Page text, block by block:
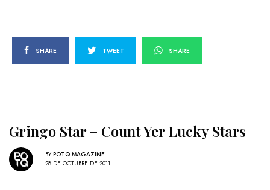
SHARE TWEET SHARE
Gringo Star – Count Yer Lucky Stars
BY POTQ MAGAZINE
28 DE OCTUBRE DE 2011